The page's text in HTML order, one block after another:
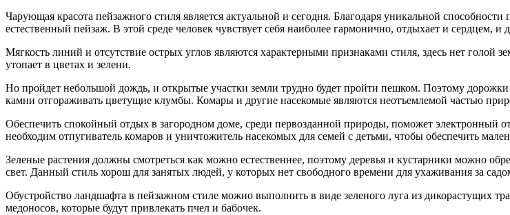
Чарующая красота пейзажного стиля является актуальной и сегодня. Благодаря уникальной
естественный пейзаж. В этой среде человек чувствует себя наиболее гармонично, отдыхает и сердцем, и
Мягкость линий и отсутствие острых углов являются характерными признаками стиля, здесь нет
утопает в цветах и зелени.
Но пройдет небольшой дождь, и открытые участки земли трудно будет пройти пешком. Поэтому
камни отгораживать цветущие клумбы. Комары и другие насекомые являются неотъемлемой частью
Обеспечить спокойный отдых в загородном доме, среди первозданной природы, поможет электронный
необходим отпугиватель комаров и уничтожитель насекомых для семей с детьми, чтобы обеспечить
Зеленые растения должны смотреться как можно естественнее, поэтому деревья и кустарники можно
свет. Данный стиль хорош для занятых людей, у которых нет свободного времени для ухаживания за
Обустройство ландшафта в пейзажном стиле можно выполнить в виде зеленого луга из дикорастущих
медоносов, которые будут привлекать пчел и бабочек.